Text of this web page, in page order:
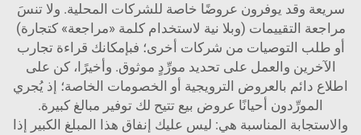
سريعة وقد يوفرون عروضًا خاصة للشركات المحلية. ولا تنسَ
مراجعة التقييمات (وبلا نية لاستخدام كلمة «مراجعة» كتجارة)
أو طلب التوصيات من شركات أخرى؛ فبإمكانك قراءة تجارب
الآخرين والعمل على تحديد مورِّدٍ موثوق. وأخيرًا، كن على
اطلاع دائم بالعروض الترويجية أو الخصومات الخاصة؛ إذ يُجري
المورِّدون أحيانًا عروض بيع تتيح لك توفير مبالغ كبيرة.
والاستجابة المناسبة هي: ليس عليك إنفاق هذا المبلغ الكبير إذا